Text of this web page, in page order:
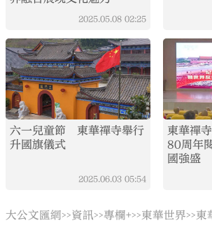
2025.05.08 02:25
六一兒童節 東華禪寺舉行
升國旗儀式
2025.06.03 05:54
東華禪
80周年
國強盛
大公文匯網>>資訊>>專欄+>>東華世界>>東